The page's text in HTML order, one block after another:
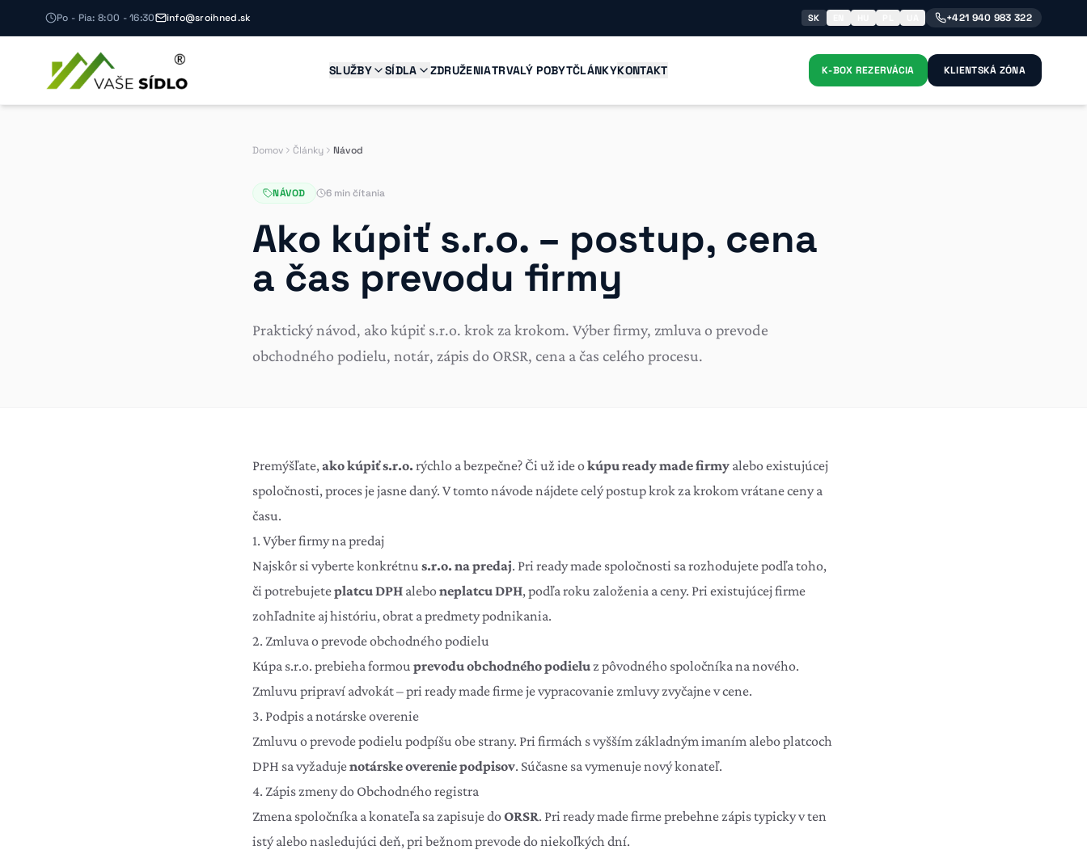
Po - Pia: 8:00 - 16:30 info@sroihned.sk SK +421 940 983 322
SLUŽBY SÍDLA ZDRUŽENIATRVALÝ POBYTČLÁNKYKONTAKT K-BOX REZERVÁCIA KLIENTSKÁ ZÓNA
Domov Články Návod
NÁVOD 6 min čítania
Ako kúpiť s.r.o. – postup, cena
a čas prevodu firmy
Praktický návod, ako kúpiť s.r.o. krok za krokom. Výber firmy, zmluva o prevode
obchodného podielu, notár, zápis do ORSR, cena a čas celého procesu.
Premýšľate,ako kúpiť s.r.o. rýchlo a bezpečne? Či už ide okúpu ready made firmy alebo existujúcej
spoločnosti, proces je jasne daný. V tomto návode nájdete celý postup krok za krokom vrátane ceny a
času.
1. Výber firmy na predaj
Najskôr si vyberte konkrétnu s.r.o. na predaj. Pri ready made spoločnosti sa rozhodujete podľa toho,
či potrebujeteplatcu DPH aleboneplatcu DPH, podľa roku založenia a ceny. Pri existujúcej firme
zohľadnite aj históriu, obrat a predmety podnikania.
2. Zmluva o prevode obchodného podielu
Kúpa s.r.o. prebieha formou prevodu obchodného podieluz pôvodného spoločníka na nového.
Zmluvu pripraví advokát – pri ready made firme je vypracovanie zmluvy zvyčajne v cene.
3. Podpis a notárske overenie
Zmluvu o prevode podielu podpíšu obe strany. Pri firmách s vyšším základným imaním alebo platcoch
DPH sa vyžadujenotárske overenie podpisov. Súčasne sa vymenuje nový konateľ.
4. Zápis zmeny do Obchodného registra
Zmena spoločníka a konateľa sa zapisuje doORSR. Pri ready made firme prebehne zápis typicky v ten
istý alebo nasledujúci deň, pri bežnom prevode do niekoľkých dní.